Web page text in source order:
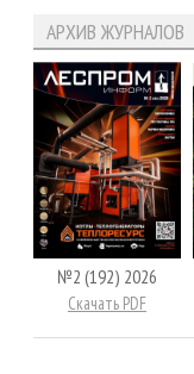
АРХИВ ЖУРНАЛОВ
№2 (192) 2026
Скачать PDF